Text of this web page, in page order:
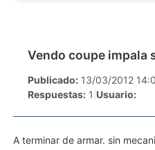
Vendo coupe impala
Publicado: 13/03/2012
Respuestas: 1 Usuario:
A terminar de armar. sin